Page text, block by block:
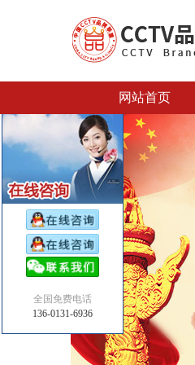
网站首页
全国免费电话
136-0131-6936